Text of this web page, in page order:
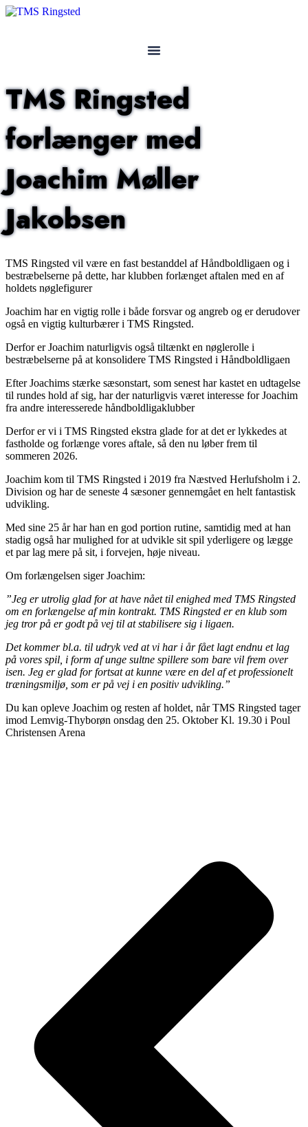
Videre
TMS Ringsted
forlænger med
Joachim Møller
Jakobsen
TMS Ringsted vil være en fast bestanddel af Håndboldligaen og i
bestræbelserne på dette, har klubben forlænget aftalen med en af
holdets nøglefigurer
Joachim har en vigtig rolle i både forsvar og angreb og er derudover
også en vigtig kulturbærer i TMS Ringsted.
Derfor er Joachim naturligvis også tiltænkt en nøglerolle i
bestræbelserne på at konsolidere TMS Ringsted i Håndboldligaen
Efter Joachims stærke sæsonstart, som senest har kastet en udtagelse
til rundes hold af sig, har der naturligvis været interesse for Joachim
fra andre interesserede håndboldligaklubber
Derfor er vi i TMS Ringsted ekstra glade for at det er lykkedes at
fastholde og forlænge vores aftale, så den nu løber frem til
sommeren 2026.
Joachim kom til TMS Ringsted i 2019 fra Næstved Herlufsholm i 2.
Division og har de seneste 4 sæsoner gennemgået en helt fantastisk
udvikling.
Med sine 25 år har han en god portion rutine, samtidig med at han
stadig også har mulighed for at udvikle sit spil yderligere og lægge
et par lag mere på sit, i forvejen, høje niveau.
Om forlængelsen siger Joachim:
”Jeg er utrolig glad for at have nået til enighed med TMS Ringsted
om en forlængelse af min kontrakt. TMS Ringsted er en klub som
jeg tror på er godt på vej til at stabilisere sig i ligaen.
Det kommer bl.a. til udryk ved at vi har i år fået lagt endnu et lag
på vores spil, i form af unge sultne spillere som bare vil frem over
isen. Jeg er glad for fortsat at kunne være en del af et professionelt
træningsmiljø, som er på vej i en positiv udvikling.”
Du kan opleve Joachim og resten af holdet, når TMS Ringsted tager
imod Lemvig-Thyborøn onsdag den 25. Oktober Kl. 19.30 i Poul
Christensen Arena